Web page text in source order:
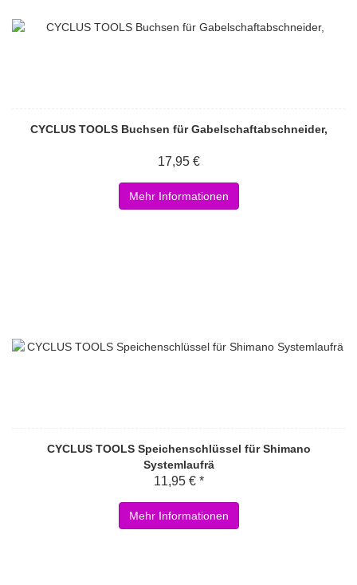
CYCLUS TOOLS Buchsen für Gabelschaftabschneider,
17,95 €
Mehr Informationen
CYCLUS TOOLS Speichenschlüssel für Shimano
Systemlaufrä
11,95 € *
Mehr Informationen